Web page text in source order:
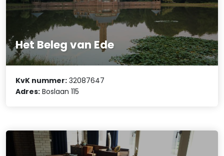
Het Beleg van Ede
KvK nummer: 32087647
Adres: Boslaan 115